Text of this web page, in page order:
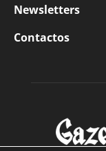
Newsletters
Contactos